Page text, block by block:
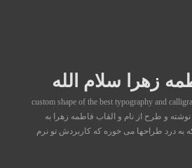
زهرا سلام الله
custom shape of the best typography and
for islamic and shia design 100 نوشته و طرح از نام و القاب فاطمه زهرا به
درد طراحها می خوره که کاربردش تو نرم